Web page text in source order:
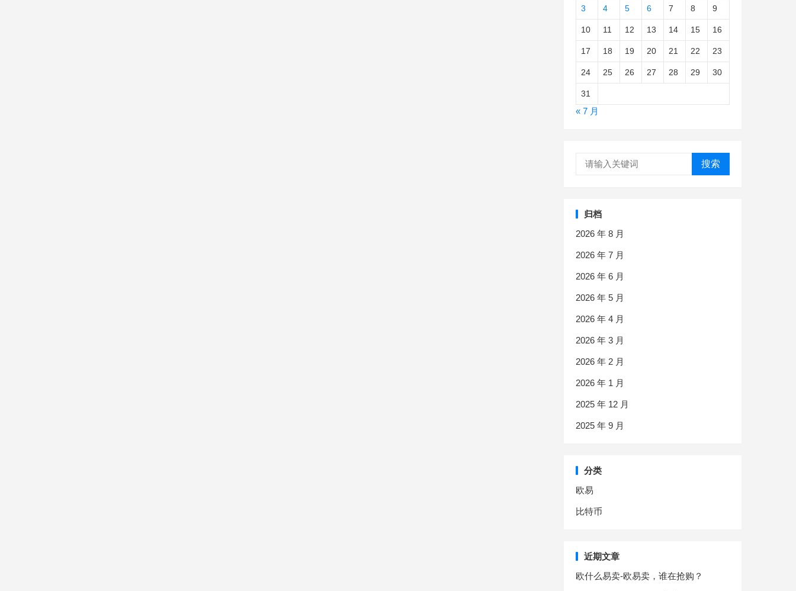
3 4 5 6 7 8 9
10 11 12 13 14 15 16
17 18 19 20 21 22 23
24 25 26 27 28 29 30
31
« 7 月
搜索
归档
2026 年 8 月
2026 年 7 月
2026 年 6 月
2026 年 5 月
2026 年 4 月
2026 年 3 月
2026 年 2 月
2026 年 1 月
2025 年 12 月
2025 年 9 月
分类
欧易
比特币
近期文章
欧什么易卖-欧易卖，谁在抢购？